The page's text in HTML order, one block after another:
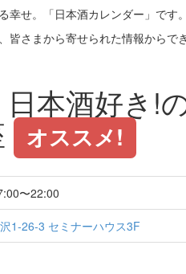
幸せ。「日本酒カレンダー」です。
皆さまから寄せられた情報から
本酒好き!
オススメ!
〜22:00
1-26-3 セミナーハウス3F